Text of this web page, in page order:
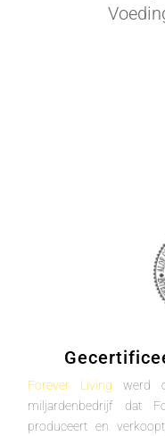
Forever Living werd
miljardenbedrijf dat
produceert en